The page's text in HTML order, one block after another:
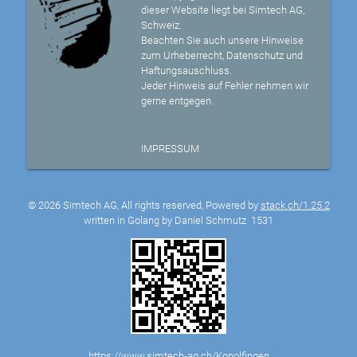
dieser Website liegt bei Simtech AG,
Schweiz.
Beachten Sie auch unsere Hinweise
zum Urheberrecht, Datenschutz und
Haftungsauschluss.
Jeder Hinweis auf Fehler nehmen wir
gerne entgegen.
IMPRESSUM
© 2026 Simtech AG, All rights reserved, Powered by stack.ch/1.25.2
written in Golang by Daniel Schmutz 1531